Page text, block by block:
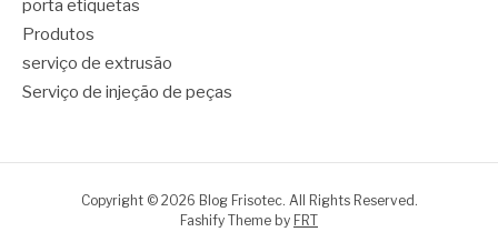
porta etiquetas
Produtos
serviço de extrusão
Serviço de injeção de peças
Copyright © 2026 Blog Frisotec. All Rights Reserved.
Fashify Theme by FRT